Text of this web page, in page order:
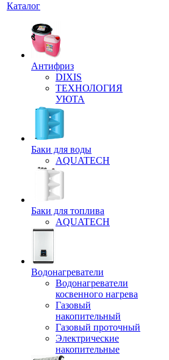
Каталог
Антифриз
DIXIS
ТЕХНОЛОГИЯ
УЮТА
Баки для воды
AQUATECH
Баки для топлива
AQUATECH
Водонагреватели
Водонагреватели
косвенного нагрева
Газовый
накопительный
Газовый проточный
Электрические
накопительные